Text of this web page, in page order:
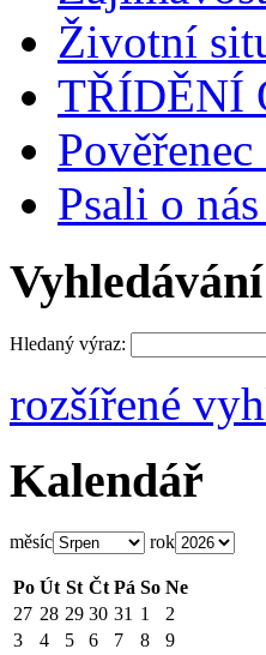
Životní
TŘÍDĚNÍ
Psali o
Vyhledávání
Hledaný výraz:
rozšířené
Kalendář
měsíc rok
Po Út St Čt Pá So Ne
27 28 29 30 31 1
2
3
4 5 6 7 8
9